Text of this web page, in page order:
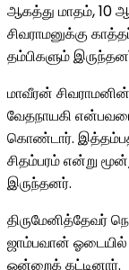
ஆகத்து மாதம், 10
சிவராமனுக்கு
தம்பிகளும்
மாவீரன்
வேதநாயகி
கொண்டார்.
சிதம்பரம் என்று
இருந்தனர்.
திருமேனித்தேவர்
ஜாம்பவான் ஓடையில்
ஒன்றைக் கட்டினார்.